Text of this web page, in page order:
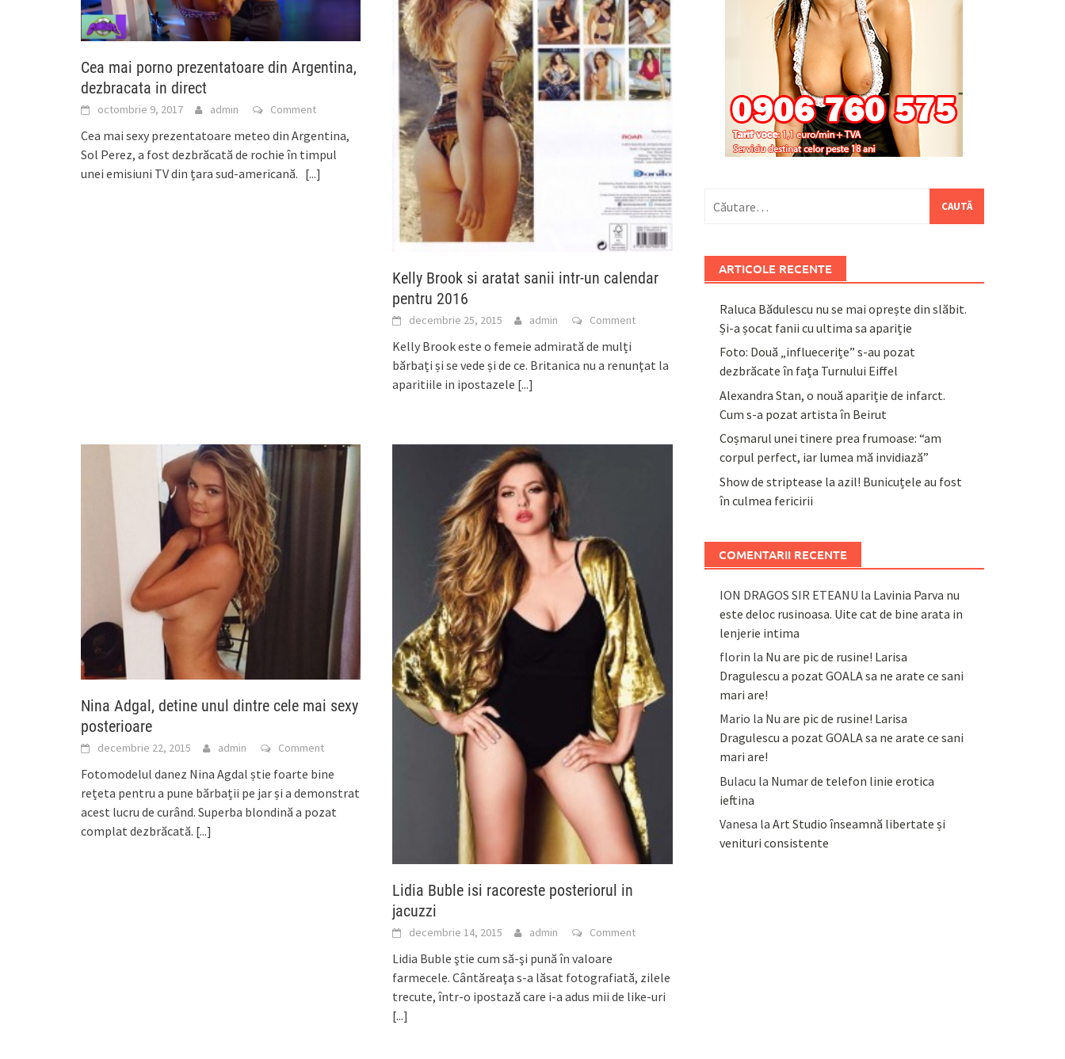
Cea mai porno prezentatoare din Argentina,
dezbracata in direct
octombrie 9, 2017 admin Comment
Cea mai sexy prezentatoare meteo din Argentina,
Sol Perez, a fost dezbrăcată de rochie în timpul
unei emisiuni TV din țara sud-americană. [...]
Kelly Brook si aratat sanii intr-un calendar
pentru 2016
decembrie 25, 2015 admin Comment
Kelly Brook este o femeie admirată de mulți
bărbați și se vede și de ce. Britanica nu a renunţat la
aparitiile in ipostazele [...]
Nina Adgal, detine unul dintre cele mai sexy
posterioare
decembrie 22, 2015 admin Comment
Fotomodelul danez Nina Agdal știe foarte bine
rețeta pentru a pune bărbații pe jar și a demonstrat
acest lucru de curând. Superba blondină a pozat
complat dezbrăcată. [...]
Lidia Buble isi racoreste posteriorul in
jacuzzi
decembrie 14, 2015 admin Comment
Lidia Buble ştie cum să-şi pună în valoare
farmecele. Cântăreaţa s-a lăsat fotografiată, zilele
trecute, într-o ipostază care i-a adus mii de like-uri
[...]
după:
ARTICOLE RECENTE
Raluca Bădulescu nu se mai oprește din slăbit.
Și-a șocat fanii cu ultima sa apariție
Foto: Două „influecerițe” s-au pozat
dezbrăcate în fața Turnului Eiffel
Alexandra Stan, o nouă apariție de infarct.
Cum s-a pozat artista în Beirut
Coșmarul unei tinere prea frumoase: “am
corpul perfect, iar lumea mă invidiază”
Show de striptease la azil! Bunicuțele au fost
în culmea fericirii
COMENTARII RECENTE
ION DRAGOS SIR ETEANU la Lavinia Parva nu
este deloc rusinoasa. Uite cat de bine arata in
lenjerie intima
florin la Nu are pic de rusine! Larisa
Dragulescu a pozat GOALA sa ne arate ce sani
mari are!
Mario la Nu are pic de rusine! Larisa
Dragulescu a pozat GOALA sa ne arate ce sani
mari are!
Bulacu la Numar de telefon linie erotica
ieftina
Vanesa la Art Studio înseamnă libertate și
venituri consistente